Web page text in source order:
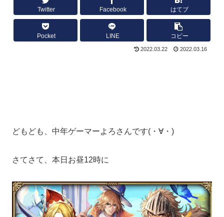
Twitter Facebook はてブ
Pocket LINE コピー
2022.03.22 2022.03.16
どもども、中年ゲーマーよろさんです(・∀・)
さてさて、本日お昼12時に